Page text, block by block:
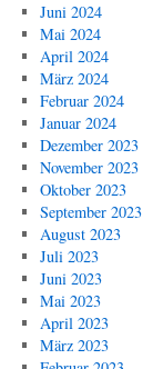
Juni 2024
Mai 2024
April 2024
März 2024
Februar 2024
Januar 2024
Dezember 2023
November 2023
Oktober 2023
September 2023
August 2023
Juli 2023
Juni 2023
Mai 2023
April 2023
März 2023